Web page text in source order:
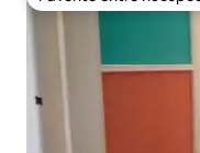
Favorito entre